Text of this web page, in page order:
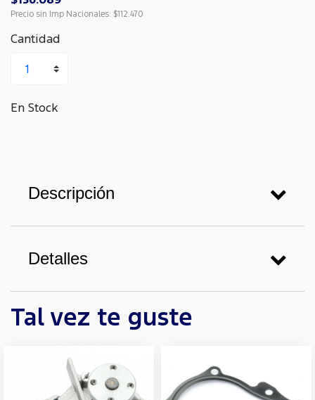
Precio sin Imp Nacionales: $112.470
Cantidad
En Stock
Descripción
Detalles
Tal vez te guste